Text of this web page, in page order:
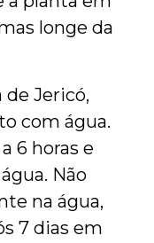
longe da
de Jericó,
com água.
6 horas e
Não
na água,
7 dias em